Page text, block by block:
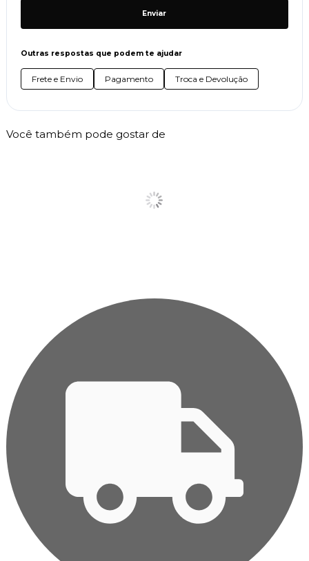
Enviar
Outras respostas que podem te ajudar
Frete e Envio Pagamento Troca e Devolução
Você também pode gostar de